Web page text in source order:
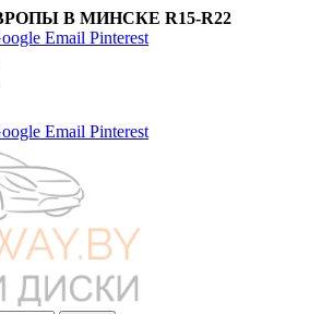
В МИНСКЕ R15-R22
Email Pinterest
Email Pinterest